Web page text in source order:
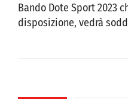
Bando Dote Sport 2023
disposizione, vedrà